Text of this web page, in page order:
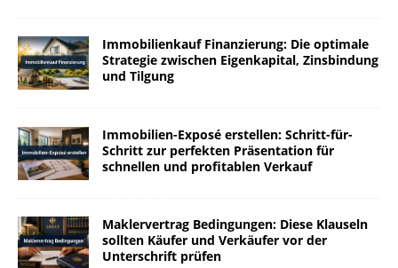
Immobilienkauf Finanzierung: Die optimale
Strategie zwischen Eigenkapital, Zinsbindung
und Tilgung
Immobilien-Exposé erstellen: Schritt-für-
Schritt zur perfekten Präsentation für
schnellen und profitablen Verkauf
Maklervertrag Bedingungen: Diese Klauseln
sollten Käufer und Verkäufer vor der
Unterschrift prüfen